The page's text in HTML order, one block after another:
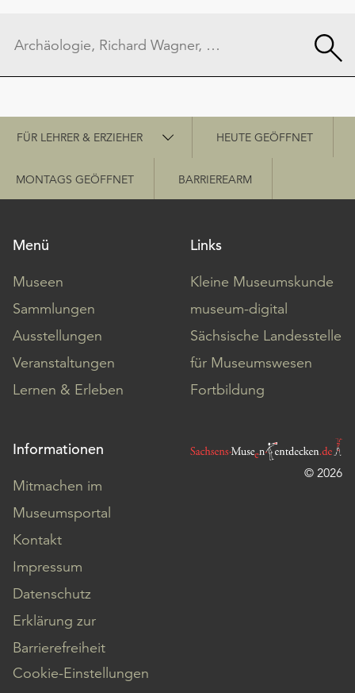
Schnellzugriff
FÜR LEHRER & ERZIEHER HEUTE GEÖFFNET
MONTAGS GEÖFFNET BARRIEREARM
Menü
Museen
Sammlungen
Ausstellungen
Veranstaltungen
Lernen & Erleben
Links
Kleine Museumskunde
museum-digital
Sächsische Landesstelle
für Museumswesen
Fortbildung
Informationen
Mitmachen im
Museumsportal
Kontakt
Impressum
Datenschutz
Erklärung zur
Barrierefreiheit
Cookie-Einstellungen
© 2026